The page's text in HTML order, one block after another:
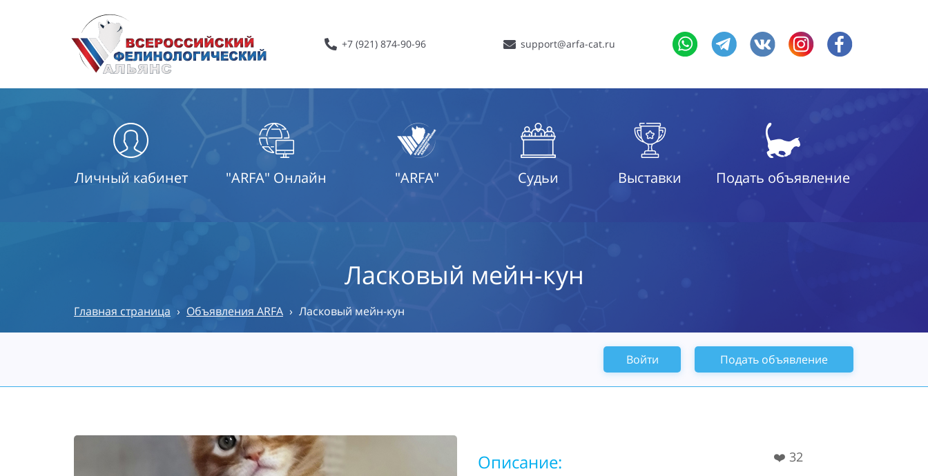
+7 (921) 874-90-96 support@arfa-cat.ru
Личный кабинет "ARFA" Онлайн "ARFA" Судьи Выставки Подать объявление
Ласковый мейн-кун
Главная страница › Объявления ARFA › Ласковый мейн-кун
Войти Подать объявление
Описание: ❤️ 32